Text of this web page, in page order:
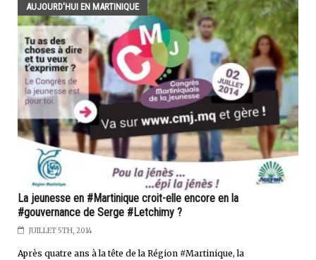
AUJOURD'HUI EN MARTINIQUE
La jeunesse en #Martinique croit-elle encore en la
#gouvernance de Serge #Letchimy ?
JUILLET 5TH, 2014
Après quatre ans à la tête de la Région #Martinique, la